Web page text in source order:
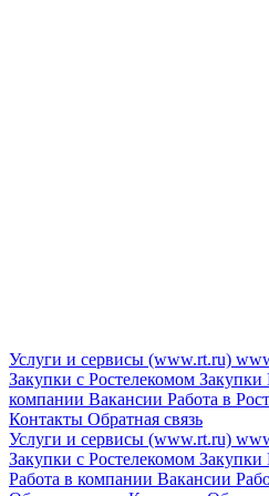
Услуги и сервисы (www.rt.ru)
Закупки с Ростелекомом Закупки
компании Вакансии Работа в
Контакты Обратная связь
Услуги и сервисы (www.rt.ru)
Закупки с Ростелекомом Закупки
Работа в компании Вакансии